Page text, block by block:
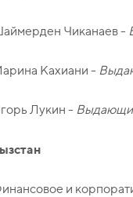
Чиканаев -
Кахиани -
Лукин -
и